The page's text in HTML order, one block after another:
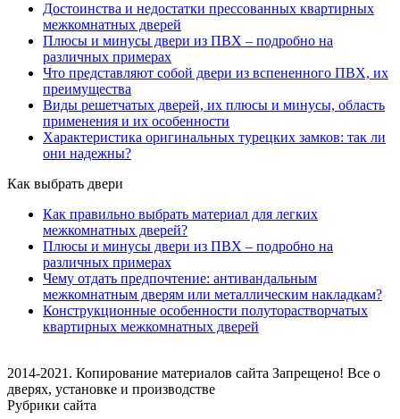
Достоинства и недостатки прессованных квартирных
межкомнатных дверей
Плюсы и минусы двери из ПВХ – подробно на
различных примерах
Что представляют собой двери из вспененного ПВХ, их
преимущества
Виды решетчатых дверей, их плюсы и минусы, область
применения и их особенности
Характеристика оригинальных турецких замков: так ли
они надежны?
Как выбрать двери
Как правильно выбрать материал для легких
межкомнатных дверей?
Плюсы и минусы двери из ПВХ – подробно на
различных примерах
Чему отдать предпочтение: антивандальным
межкомнатным дверям или металлическим накладкам?
Конструкционные особенности полуторастворчатых
квартирных межкомнатных дверей
2014-2021. Копирование материалов сайта Запрещено! Все о
дверях, установке и производстве
Рубрики сайта